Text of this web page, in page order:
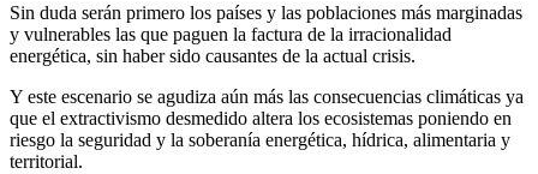
Sin duda serán primero los países y las poblaciones más marginadas
y vulnerables las que paguen la factura de la irracionalidad
energética, sin haber sido causantes de la actual crisis.
Y este escenario se agudiza aún más las consecuencias climáticas ya
que el extractivismo desmedido altera los ecosistemas poniendo en
riesgo la seguridad y la soberanía energética, hídrica, alimentaria y
territorial.